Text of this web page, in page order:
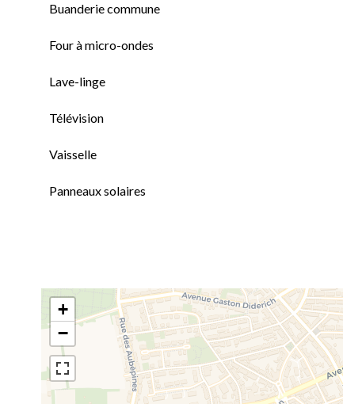
Buanderie commune
Four à micro-ondes
Lave-linge
Télévision
Vaisselle
Panneaux solaires
+
−